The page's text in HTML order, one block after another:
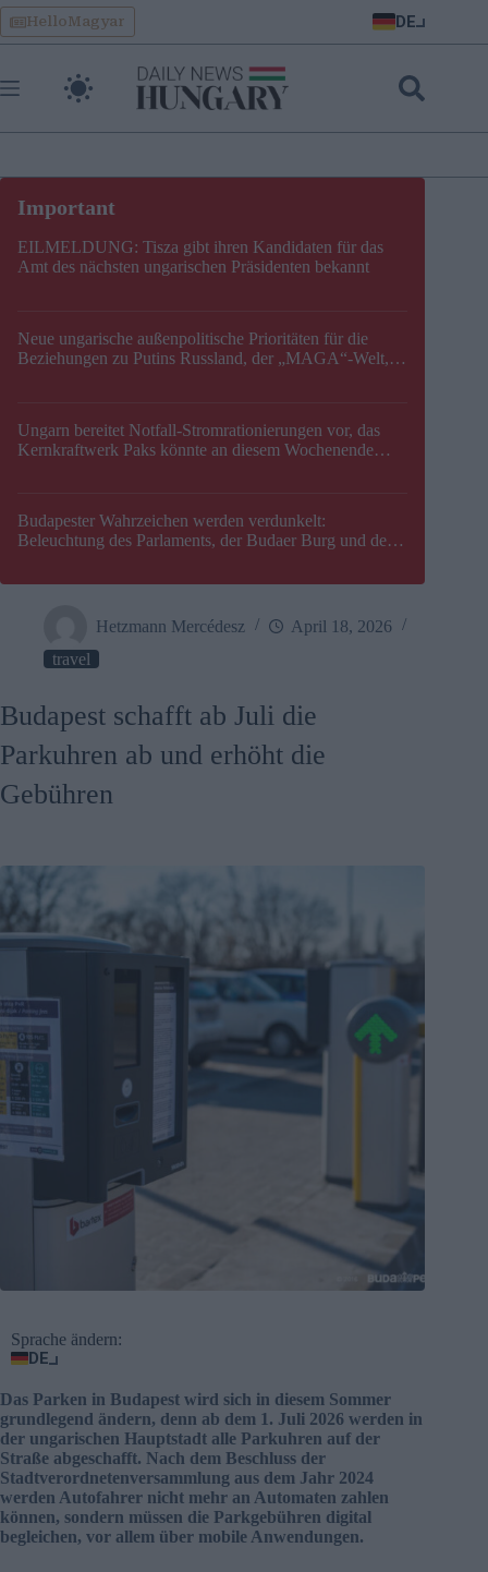
Skip
to
content
HelloMagyar DE
EILMELDUNG: Tisza gibt ihren Kandidaten für das
Amt des nächsten ungarischen Präsidenten bekannt
Neue ungarische außenpolitische Prioritäten für die
Beziehungen zu Putins Russland, der „MAGA“-Welt,
Ungarn bereitet Notfall-Stromrationierungen vor, das
Kernkraftwerk Paks könnte an diesem Wochenende
Budapester Wahrzeichen werden verdunkelt:
Beleuchtung des Parlaments, der Budaer Burg und der
Hetzmann Mercédesz
April 18, 2026
travel
Budapest schafft ab Juli die
Parkuhren ab und erhöht die
Gebühren
Sprache ändern:
DE
Das Parken in Budapest wird sich in diesem Sommer
grundlegend ändern, denn ab dem 1. Juli 2026 werden in
der ungarischen Hauptstadt alle Parkuhren auf der
Straße abgeschafft. Nach dem Beschluss der
Stadtverordnetenversammlung aus dem Jahr 2024
werden Autofahrer nicht mehr an Automaten zahlen
können, sondern müssen die Parkgebühren digital
begleichen, vor allem über mobile Anwendungen.